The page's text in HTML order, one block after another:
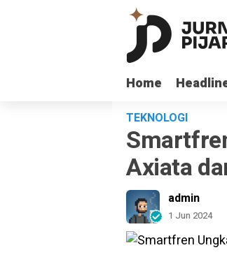
Home
Home
TEKNOLOGI
Axiata
admin
1 Jun 2024